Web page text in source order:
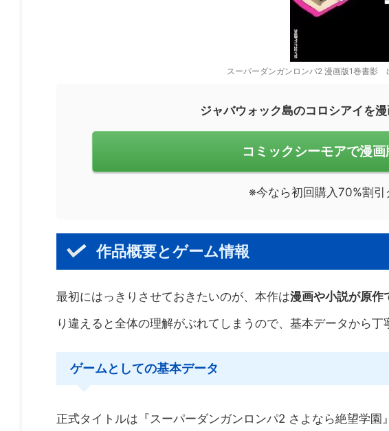
スーパーダンガンロンパ2 漫画版1巻書影
ジャバウォック島のコロシアイを
コミックシーモアで漫
※今なら初回購入70%割引
作品概要とゲーム情報
最初にはっきりさせておきたいのが、本作は漫画や小説が原作
り違えると全体の理解がぶれてしまうので、基本データから丁
ゲームとしての基本データ
正式タイトルは『スーパーダンガンロンパ2 さよなら絶望学園